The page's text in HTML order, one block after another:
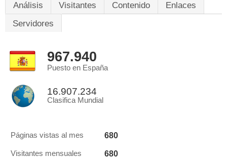
Análisis Visitantes Contenido
Enlaces
Servidores
967.940
Puesto en España
16.907.234
Clasifica Mundial
Páginas vistas al mes 680
Visitantes mensuales 680